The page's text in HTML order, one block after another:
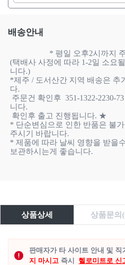
배송안내
(택배사 사정에 따라 1-2일 소요
니다.)
*제주 / 도서산간 지역 배송은 추
다.
니다.
* 단순변심으로 인한 반품은 불
주시기 바랍니다.
* 제품에 따라 날씨 영향을 받을
보관하시는게 좋습니다.
상품상세 상품문의
판매자가 타 사이트 안내 및 직
지 마시고 즉시 헬로미트로 신